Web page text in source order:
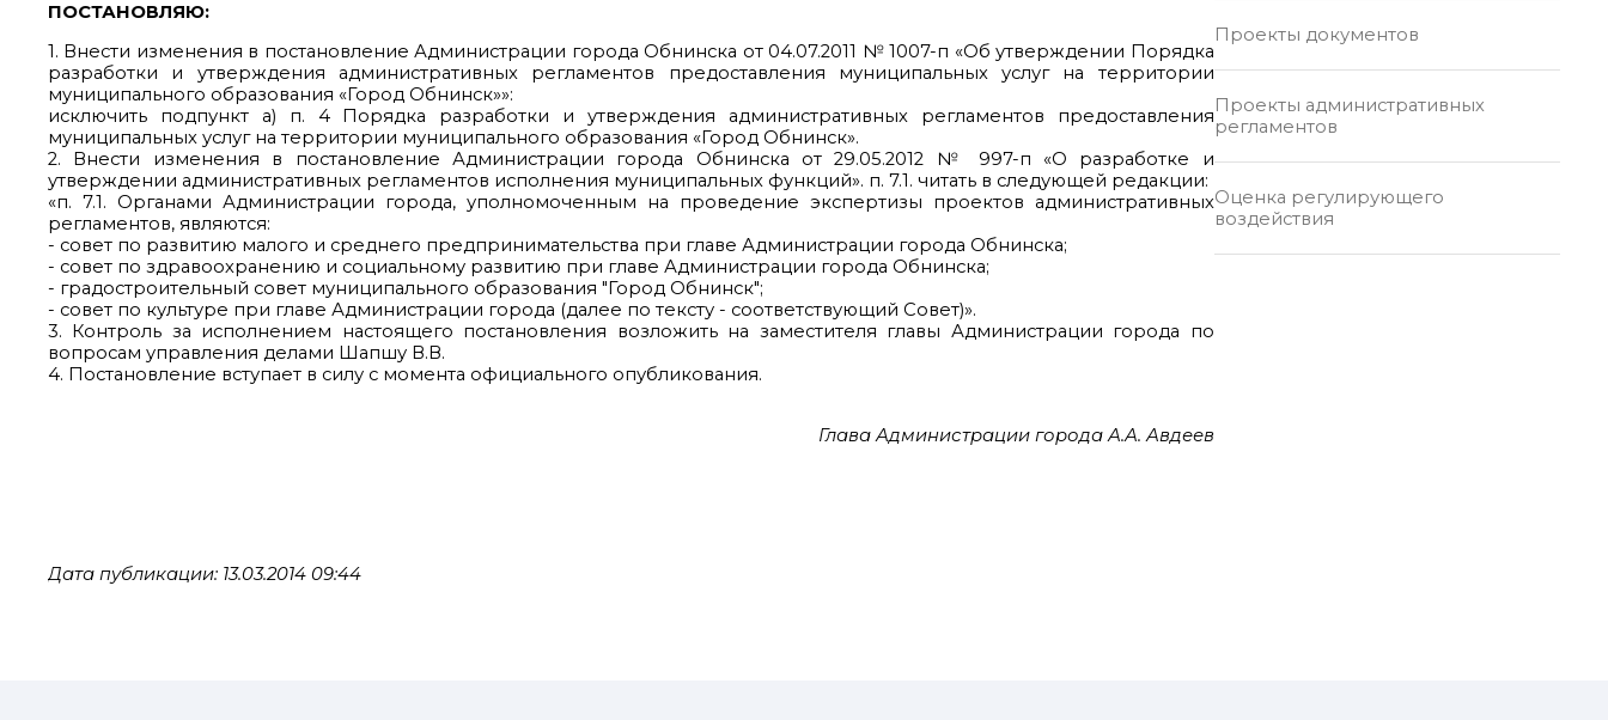
ПОСТАНОВЛЯЮ:
1. Внести изменения в постановление Администрации города Обнинска от 04.07.2011 № 1007-п «Об утверждении Порядка
разработки и утверждения административных регламентов предоставления муниципальных услуг на территории
муниципального образования «Город Обнинск»»:
исключить подпункт а) п. 4 Порядка разработки и утверждения административных регламентов предоставления
муниципальных услуг на территории муниципального образования «Город Обнинск».
2. Внести изменения в постановление Администрации города Обнинска от 29.05.2012 № 997-п «О разработке и
утверждении административных регламентов исполнения муниципальных функций». п. 7.1. читать в следующей редакции:
«п. 7.1. Органами Администрации города, уполномоченным на проведение экспертизы проектов административных
регламентов, являются:
- совет по развитию малого и среднего предпринимательства при главе Администрации города Обнинска;
- совет по здравоохранению и социальному развитию при главе Администрации города Обнинска;
- градостроительный совет муниципального образования "Город Обнинск";
- совет по культуре при главе Администрации города (далее по тексту - соответствующий Совет)».
3. Контроль за исполнением настоящего постановления возложить на заместителя главы Администрации города по
вопросам управления делами Шапшу В.В.
4. Постановление вступает в силу с момента официального опубликования.
Глава Администрации города А.А. Авдеев
Дата публикации: 13.03.2014 09:44
Проекты документов
Проекты административных
регламентов
Оценка регулирующего
воздействия